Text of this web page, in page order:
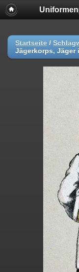
Startseite /
Jägerkorps, Jäger